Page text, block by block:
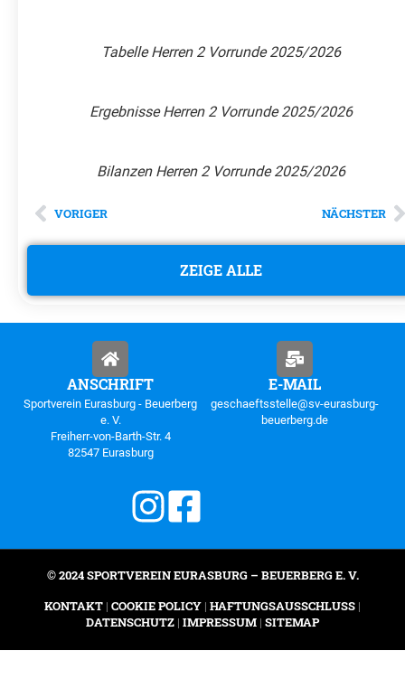
Tabelle Herren 2 Vorrunde 2025/2026
Ergebnisse Herren 2 Vorrunde 2025/2026
Bilanzen Herren 2 Vorrunde 2025/2026
VORIGER NÄCHSTER
ZEIGE ALLE
ANSCHRIFT
Sportverein Eurasburg - Beuerberg
e. V.
Freiherr-von-Barth-Str. 4
82547 Eurasburg
E-MAIL
geschaeftsstelle@sv-eurasburg-
beuerberg.de
© 2024 SPORTVEREIN EURASBURG – BEUERBERG E. V.
KONTAKT | COOKIE POLICY | HAFTUNGSAUSSCHLUSS |
DATENSCHUTZ | IMPRESSUM | SITEMAP